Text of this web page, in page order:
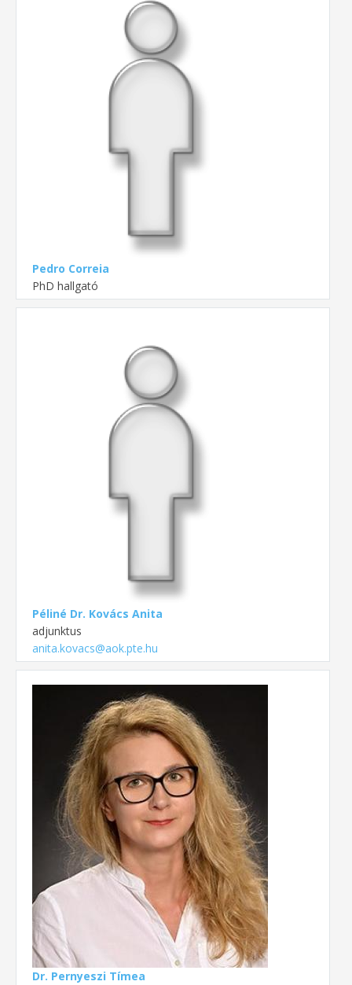
Pedro Correia
PhD hallgató
Péliné Dr. Kovács Anita
adjunktus
anita.kovacs@aok.pte.hu
Dr. Pernyeszi Tímea